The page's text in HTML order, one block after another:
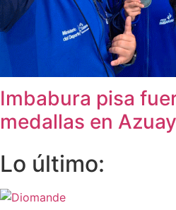
Imbabura pisa
medallas en
Lo último: